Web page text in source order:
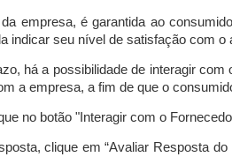
empresa, é garantida ao
indicar seu nível de satisfação com o
há a possibilidade de interagir
a empresa, a fim de que o
no botão "Interagir com o
clique em “Avaliar Resposta